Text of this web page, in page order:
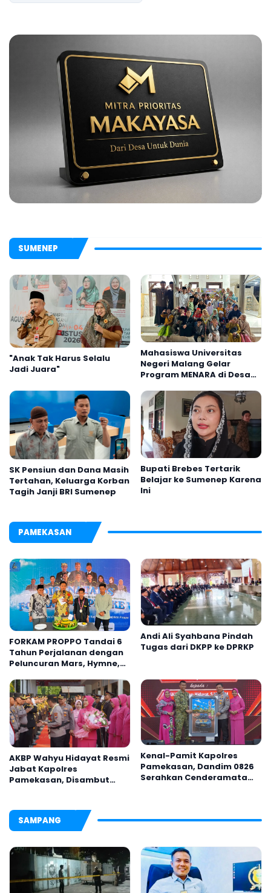
SUMENEP
"Anak Tak Harus Selalu
Jadi Juara"
Mahasiswa Universitas
Negeri Malang Gelar
Program MENARA di Desa
SK Pensiun dan Dana Masih
Tertahan, Keluarga Korban
Tagih Janji BRI Sumenep
Bupati Brebes Tertarik
Belajar ke Sumenep Karena
Ini
PAMEKASAN
FORKAM PROPPO Tandai 6
Tahun Perjalanan dengan
Peluncuran Mars, Hymne,
Andi Ali Syahbana Pindah
Tugas dari DKPP ke DPRKP
AKBP Wahyu Hidayat Resmi
Jabat Kapolres
Pamekasan, Disambut
Kenal-Pamit Kapolres
Pamekasan, Dandim 0826
Serahkan Cenderamata
SAMPANG